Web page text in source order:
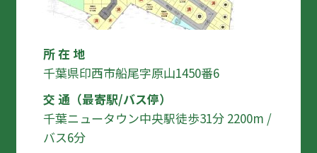
所 在 地
千葉県印西市船尾字原山1450番6
交 通（最寄駅/バス停）
千葉ニュータウン中央駅徒歩31分 2200m /
バス6分